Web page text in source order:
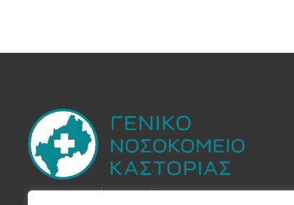
Στην Yπηρεσία τουΠολίτη